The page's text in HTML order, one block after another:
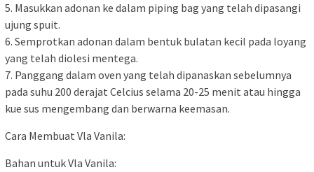
5. Masukkan adonan ke dalam piping bag yang telah dipasangi
ujung spuit.
6. Semprotkan adonan dalam bentuk bulatan kecil pada loyang
yang telah diolesi mentega.
7. Panggang dalam oven yang telah dipanaskan sebelumnya
pada suhu 200 derajat Celcius selama 20-25 menit atau hingga
kue sus mengembang dan berwarna keemasan.
Cara Membuat Vla Vanila:
Bahan untuk Vla Vanila: